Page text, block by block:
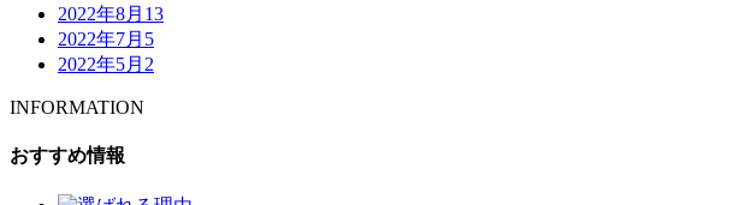
2022年8月 13
2022年7月 5
2022年5月 2
INFORMATION
おすすめ情報